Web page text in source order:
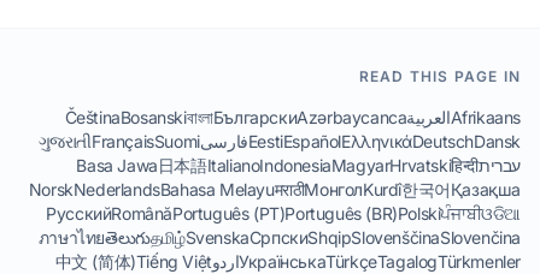
READ THIS PAGE IN
AfrikaansالعربيةAzərbaycanca
Български
বাংলা
Bosanski
Čeština
Dansk
Deutsch
Ελληνικά
Español
EestiفارسیSuomi
Français
ગુજરાતી
עבריתहिन्दी
Hrvatski
Magyar
Indonesia
Italiano
日本語
Basa Jawa
Қазақша
한국어
Kurdî
Монгол
मराठी
Bahasa Melayu
Nederlands
Norsk
ଓଡିଆ
ਪੰਜਾਬੀ
Polski
Português (BR)
Português (PT)
Română
Русский
Slovenčina
Slovenščina
Shqip
Српски
Svenska
தமிழ்
తెలుగు
ภาษาไทย
Türkmenler
Tagalog
Türkçe
УкраїнськаاردوTiếng Việt
中文 (简体)